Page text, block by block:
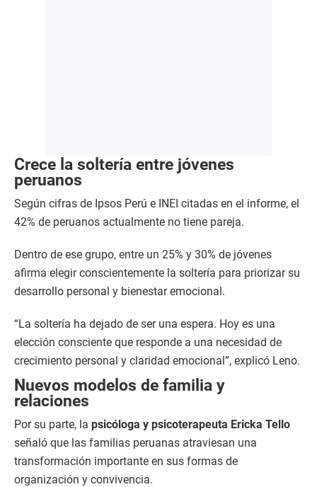
Crece la soltería entre jóvenes
peruanos
Según cifras de Ipsos Perú e INEI citadas en el informe, el
42% de peruanos actualmente no tiene pareja.
Dentro de ese grupo, entre un 25% y 30% de jóvenes
afirma elegir conscientemente la soltería para priorizar su
desarrollo personal y bienestar emocional.
“La soltería ha dejado de ser una espera. Hoy es una
elección consciente que responde a una necesidad de
crecimiento personal y claridad emocional”, explicó Leno.
Nuevos modelos de familia y
relaciones
Por su parte, la psicóloga y psicoterapeuta Ericka Tello
señaló que las familias peruanas atraviesan una
transformación importante en sus formas de
organización y convivencia.